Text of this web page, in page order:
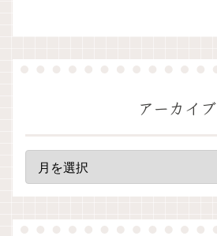
アーカイブ